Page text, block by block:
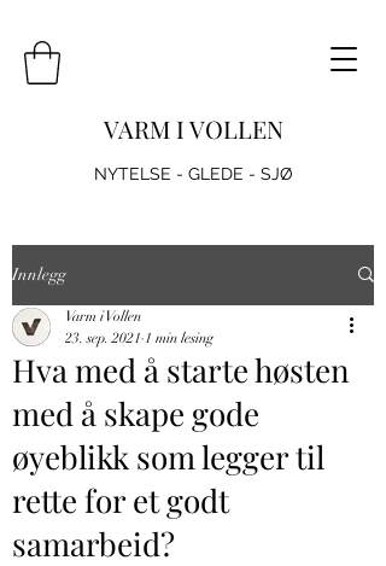
VARM I VOLLEN
NYTELSE - GLEDE - SJØ
Innlegg
Hva med å starte høsten
med å skape gode
øyeblikk som legger til
rette for et godt
samarbeid?
Varm i Vollen
23. sep. 2021 1 min lesing